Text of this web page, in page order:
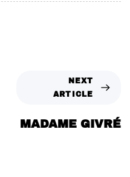
NEXT
ARTICLE
MADAME GIVRÉ